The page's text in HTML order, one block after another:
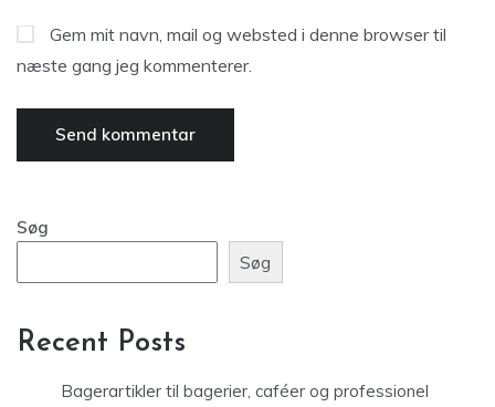
Gem mit navn, mail og websted i denne browser til
næste gang jeg kommenterer.
Søg
Søg
Recent Posts
Bagerartikler til bagerier, caféer og professionel